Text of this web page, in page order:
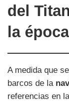
del
la época
A medida que
barcos de la
referencias en